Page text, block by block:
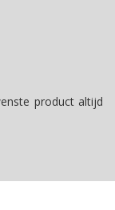
product altijd